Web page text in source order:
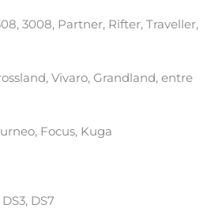
3008, Partner, Rifter, Traveller,
Vivaro, Grandland, entre
Focus, Kuga
DS3, DS7